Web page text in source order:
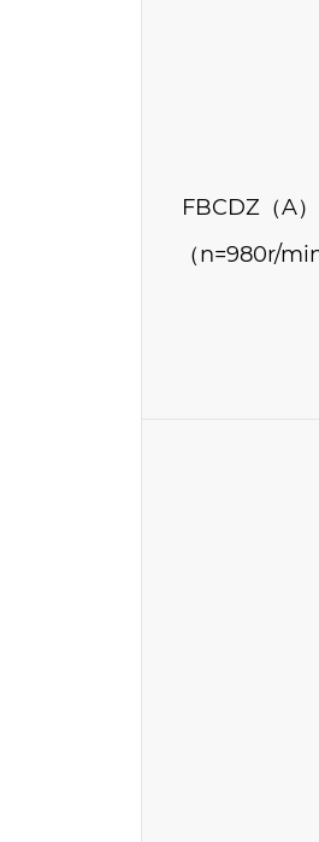
FBCDZ（A
（n=980r/min